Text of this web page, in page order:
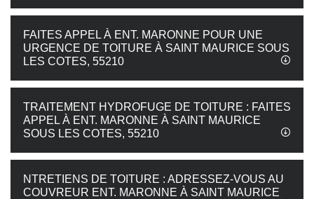
FAITES APPEL À ENT. MARONNE POUR UNE
URGENCE DE TOITURE À SAINT MAURICE SOUS
LES COTES, 55210
TRAITEMENT HYDROFUGE DE TOITURE : FAITES
APPEL À ENT. MARONNE À SAINT MAURICE
SOUS LES COTES, 55210
NTRETIENS DE TOITURE : ADRESSEZ-VOUS AU
COUVREUR ENT. MARONNE À SAINT MAURICE